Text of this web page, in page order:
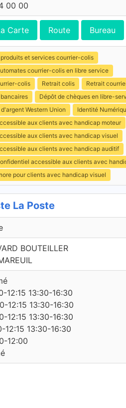
00 00
Carte Route Bureau
et services courrier-colis
courrier-colis en libre service
colis
Retrait colis
Retrait
Dépôt de chèques en libre-
Western Union
Identité
aux clients avec handicap moteur
aux clients avec handicap visuel
aux clients avec handicap auditif
accessible aux clients avec
pour clients avec handicap visuel
La Poste
BOUTEILLER
12:15 13:30-16:30
12:15 13:30-16:30
12:15 13:30-16:30
12:15 13:30-16:30
12:00